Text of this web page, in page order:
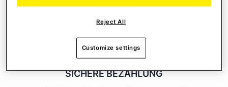
SICHERE BEZAHLUNG
Reject All
Customize settings